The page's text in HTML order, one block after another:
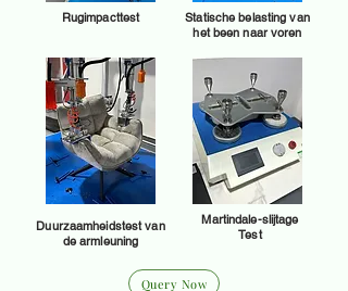
Rugimpacttest
Duurzaamheidstest van
de armleuning
Statische belasting van
het been naar voren
Martindale-slijtage
Test
Query Now